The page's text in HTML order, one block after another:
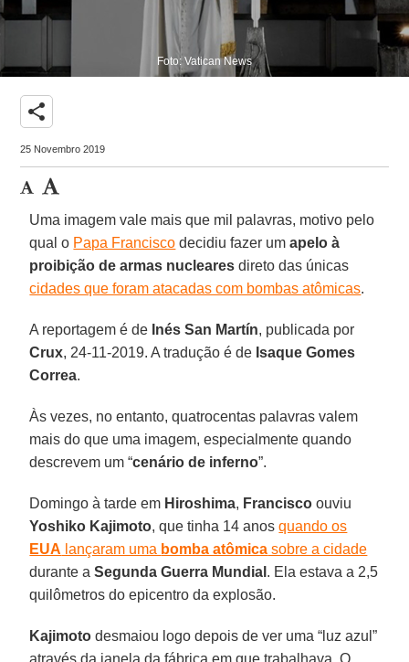
Foto: Vatican News
share
25 Novembro 2019
Uma imagem vale mais que mil palavras, motivo pelo
qual o Papa Francisco decidiu fazer umapelo à
proibição de armas nucleares direto das únicas
cidades que foram atacadas com bombas atômicas.
A reportagem é de Inés San Martín, publicada por
Crux, 24-11-2019. A tradução é de Isaque Gomes
Correa.
Às vezes, no entanto, quatrocentas palavras valem
mais do que uma imagem, especialmente quando
descrevem um “cenário de inferno”.
Domingo à tarde em Hiroshima, Francisco ouviu
Yoshiko Kajimoto, que tinha 14 anosquando os
EUA lançaram uma bomba atômica sobre a cidade
durante aSegunda Guerra Mundial . Ela estava a 2,5
quilômetros do epicentro da explosão.
Kajimoto desmaiou logo depois de ver uma “luz azul”
através da janela da fábrica em que trabalhava. O